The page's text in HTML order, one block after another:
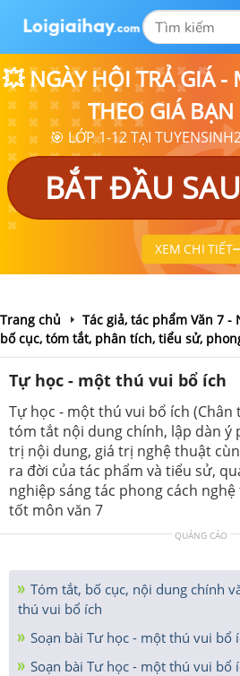
💥 NGÀY HỘI TRẢ GIÁ
THEO GIÁ BẠN
🎯 LỚP 1-12 TẠI
BẮT ĐẦU
XEM CHI TIẾT
Trang chủ
Tác giả, tác phẩm Văn 7
bố cục, tóm tắt, phân tích, tiểu sử,
Tự học - một thú vui bổ ích
Tự học - một thú vui bổ ích
tóm tắt nội dung chính, lập dàn ý
trị nội dung, giá trị nghệ thuật
ra đời của tác phẩm và tiểu sử,
nghiệp sáng tác phong cách
tốt môn văn 7
QUẢNG CÁO
Tóm tắt, bố cục, nội dung chính
thú vui bổ ích
Soạn bài Tư học - một thú vui bổ
Soạn bài Tư học - một thú vui bổ